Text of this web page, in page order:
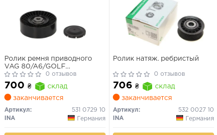
Ролик ремня приводного
VAG 80/A6/GOLF
4/PASSAT/TRANSPORTER
-02 1.6-2.0/1.9-2.4 DIESEL
натяжной
0 отзывов
700 ₴
склад
заканчивается
Артикул:
531 0729 10
INA
Германия
Ролик натяж. ребристый
0 отзывов
706 ₴
склад
заканчивается
Артикул:
532 0027 10
INA
Германия